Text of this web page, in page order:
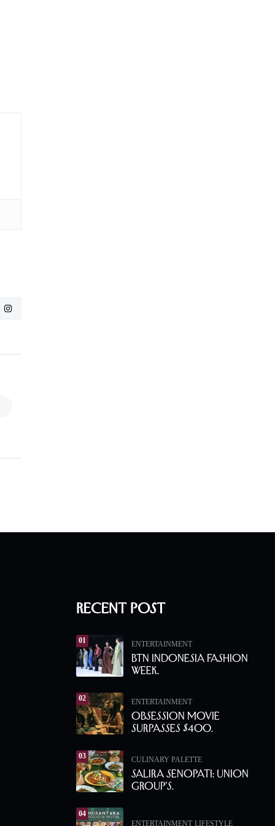
Recent Post
01 ENTERTAINMENT
BTN Indonesia Fashion
Week.
02 ENTERTAINMENT
Obsession Movie
Surpasses $400.
03 CULINARY PALETTE
Salira Senopati: Union
Group’s.
04
ENTERTAINMENT LIFESTYLE